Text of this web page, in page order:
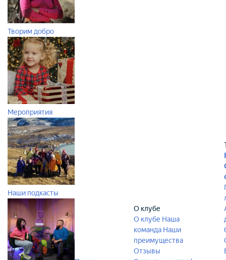
Творим добро
Мероприятия
Наши подкасты
О клубе
О клубе Наша
команда Наши
преимущества
Отзывы